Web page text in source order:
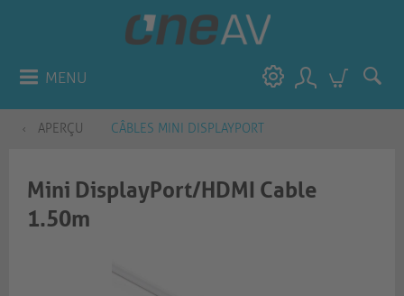
MENU
APERÇU CÂBLES MINI DISPLAYPORT
Mini DisplayPort/HDMI Cable
1.50m